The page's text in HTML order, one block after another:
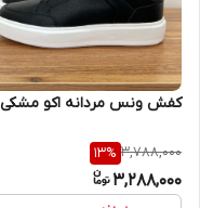
کفش ونس مردانه اکو مشکی
3,788,000
13%
3,288,000